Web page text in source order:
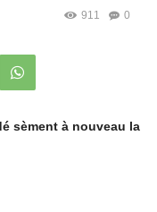
0
911
sèment à nouveau la